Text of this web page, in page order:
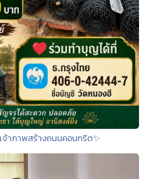
จ้าภาพสร้างถนนคอนกรีต✨